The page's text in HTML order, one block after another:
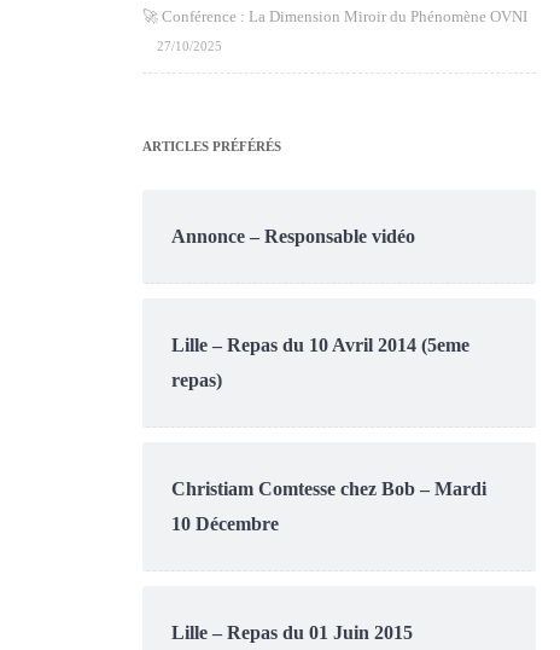
🚀 Conférence : La Dimension Miroir du Phénomène OVNI
27/10/2025
ARTICLES PRÉFÉRÉS
Annonce – Responsable vidéo
Lille – Repas du 10 Avril 2014 (5eme
repas)
Christiam Comtesse chez Bob – Mardi
10 Décembre
Lille – Repas du 01 Juin 2015